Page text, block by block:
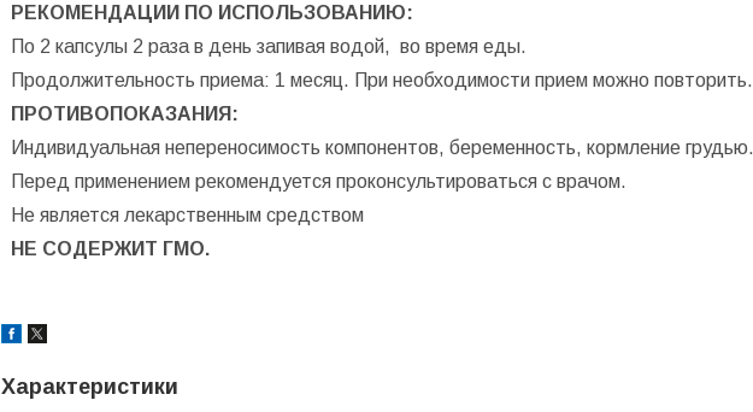
РЕКОМЕНДАЦИИ ПО ИСПОЛЬЗОВАНИЮ:
По 2 капсулы 2 раза в день запивая водой, во время еды.
Продолжительность приема: 1 месяц. При необходимости прием можно повторить.
ПРОТИВОПОКАЗАНИЯ:
Индивидуальная непереносимость компонентов, беременность, кормление грудью.
Перед применением рекомендуется проконсультироваться с врачом.
Не является лекарственным средством
НЕ СОДЕРЖИТ ГМО.
Характеристики